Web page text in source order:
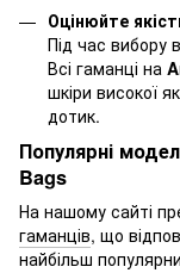
Оцінюйте
Під час вибору
Всі гаманці на
шкіри високої
дотик.
Популярні
Bags
На нашому сайті
гаманців, що
найбільш